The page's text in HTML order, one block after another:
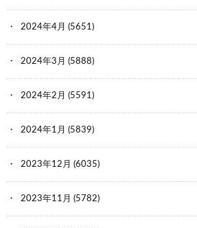
2024年4月 (5651)
2024年3月 (5888)
2024年2月 (5591)
2024年1月 (5839)
2023年12月 (6035)
2023年11月 (5782)